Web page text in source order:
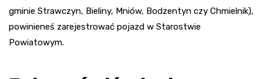
gminie Strawczyn, Bieliny, Mniów, Bodzentyn czy Chmielnik),
powinieneś zarejestrować pojazd w Starostwie
Powiatowym.